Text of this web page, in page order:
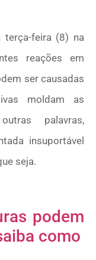
terça-feira (8) na
reações em
ser causadas
moldam as
palavras,
insuportável
seja.
podem
como